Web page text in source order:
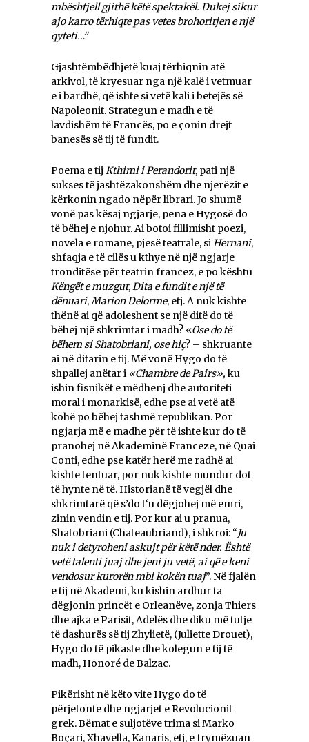
mbështjell gjithë këtë spektakël. Dukej sikur
ajo karro tërhiqte pas vetes brohoritjen e një
qyteti…”
Gjashtëmbëdhjetë kuaj tërhiqnin atë
arkivol, të kryesuar nga një kalë i vetmuar
e i bardhë, që ishte si vetë kali i betejës së
Napoleonit. Strategun e madh e të
lavdishëm të Francës, po e çonin drejt
banesës së tij të fundit.
Poema e tij Kthimi i Perandorit, pati një
sukses të jashtëzakonshëm dhe njerëzit e
kërkonin ngado nëpër librari. Jo shumë
vonë pas kësaj ngjarje, pena e Hygosë do
të bëhej e njohur. Ai botoi fillimisht poezi,
novela e romane, pjesë teatrale, siHernani,
shfaqja e të cilës u kthye në një ngjarje
tronditëse për teatrin francez, e po kështu
Këngët e muzgut,Dita e fundit e një të
dënuari,Marion Delorme, etj. A nuk kishte
thënë ai që adoleshent se një ditë do të
bëhej një shkrimtar i madh? «Ose do të
bëhem si Shatobriani, ose hiç? – shkruante
ai në ditarin e tij. Më vonë Hygo do të
shpallej anëtar i «Chambre de Pairs», ku
ishin fisnikët e mëdhenj dhe autoriteti
moral i monarkisë, edhe pse ai vetë atë
kohë po bëhej tashmë republikan. Por
ngjarja më e madhe për të ishte kur do të
pranohej në Akademinë Franceze, në Quai
Conti, edhe pse katër herë me radhë ai
kishte tentuar, por nuk kishte mundur dot
të hynte në të. Historianë të vegjël dhe
shkrimtarë që s’do t‘u dëgjohej më emri,
zinin vendin e tij. Por kur ai u pranua,
Shatobriani (Chateaubriand), i shkroi: “Ju
nuk i detyroheni askujt për këtë nder. Ёshtë
vetë talenti juaj dhe jeni ju vetë, ai që e keni
vendosur kurorën mbi kokën tuaj”. Në fjalën
e tij në Akademi, ku kishin ardhur ta
dëgjonin princët e Orleanëve, zonja Thiers
dhe ajka e Parisit, Adelës dhe diku më tutje
të dashurës së tij Zhylietë, (Juliette Drouet),
Hygo do të pikaste dhe kolegun e tij të
madh, Honoré de Balzac.
Pikërisht në këto vite Hygo do të
përjetonte dhe ngjarjet e Revolucionit
grek. Bëmat e suljotëve trima si Marko
Boçari, Xhavella, Kanaris, etj, e frymëzuan